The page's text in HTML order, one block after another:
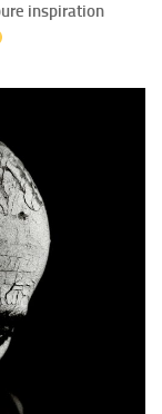
inspiration